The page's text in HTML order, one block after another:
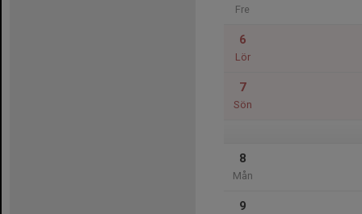
Fre
6
Lör
7
Sön
8
Mån
9